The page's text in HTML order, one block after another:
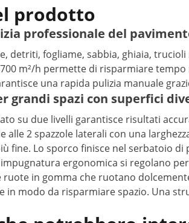
prodotto
professionale del
detriti, fogliame, sabbia, ghiaia,
m²/h permette di risparmiare
una rapida pulizia manuale
grandi spazi con superfici
su due livelli garantisce risultati
alle 2 spazzole laterali con una
fine. Lo sporco finisce nel serbatoio
ergonomica si regolano
in gomma che ruotano
in modo da risparmiare spazio. Una